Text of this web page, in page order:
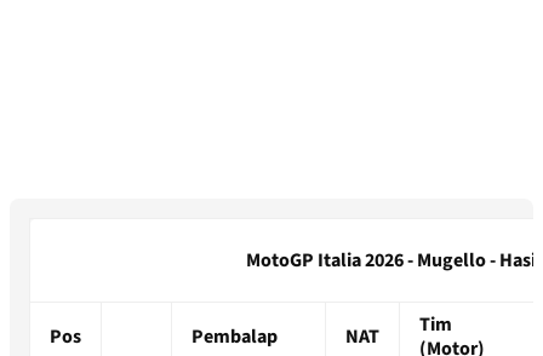
MotoGP Italia 2026 - Mugello -
Pos Pembalap NAT
Tim
(Motor)